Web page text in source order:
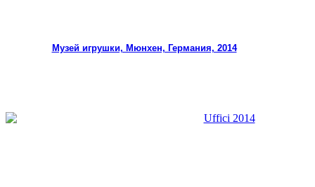
Музей игрушки, Мюнхен, Германия, 2014